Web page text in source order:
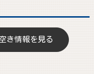
き情報を見る